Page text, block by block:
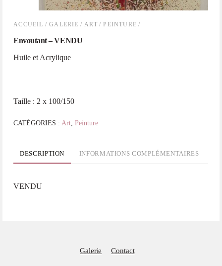
ACCUEIL /GALERIE /ART/PEINTURE /
Envoutant – VENDU
Huile et Acrylique
Taille : 2 x 100/150
CATÉGORIES : Art ,Peinture
DESCRIPTION INFORMATIONS COMPLÉMENTAIRES
VENDU
Galerie Contact